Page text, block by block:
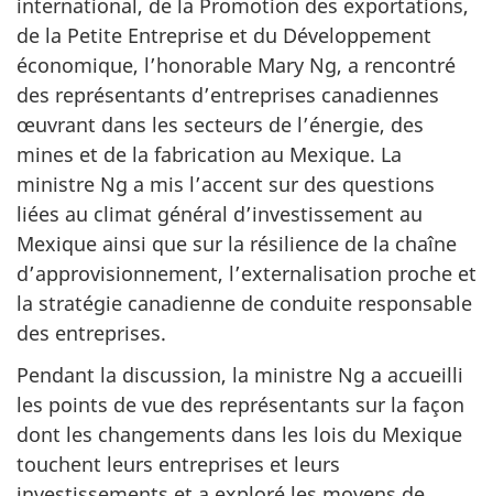
de la Petite Entreprise et du Développement
économique, l’honorable Mary Ng, a rencontré
des représentants d’entreprises canadiennes
œuvrant dans les secteurs de l’énergie, des
mines et de la fabrication au Mexique. La
ministre Ng a mis l’accent sur des questions
liées au climat général d’investissement au
Mexique ainsi que sur la résilience de la chaîne
d’approvisionnement, l’externalisation proche et
la stratégie canadienne de conduite responsable
des entreprises.
Pendant la discussion, la ministre Ng a accueilli
les points de vue des représentants sur la façon
dont les changements dans les lois du Mexique
touchent leurs entreprises et leurs